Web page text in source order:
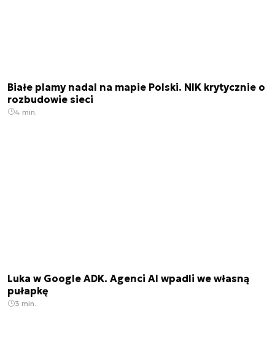
Białe plamy nadal na mapie Polski. NIK krytycznie o
rozbudowie sieci
4 min.
Luka w Google ADK. Agenci AI wpadli we własną
pułapkę
3 min.